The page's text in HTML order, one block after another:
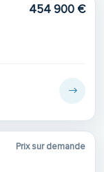
454 900 €
Prix sur demande